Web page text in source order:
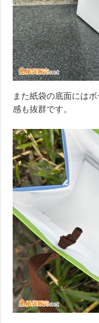
また紙袋の底面にはボ
感も抜群です。